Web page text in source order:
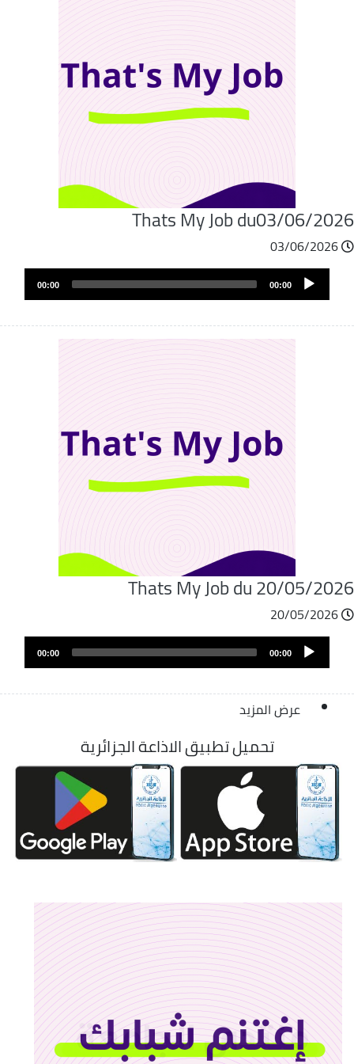
Thats My Job du03/06/
03/06/2026
Audio
Player
00:00
00:00
Thats My Job du 20/05/
20/05/2026
Audio
Player
00:00
00:00
عرض المزيد
تحميل تطبيق الاذاعة الجزائرية